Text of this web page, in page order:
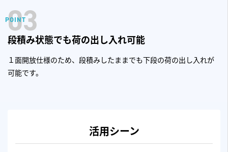
03
段積み状態でも荷の出し入れ可能
１面開放仕様のため、段積みしたままでも下段の荷の出し入れが
可能です。
活用シーン